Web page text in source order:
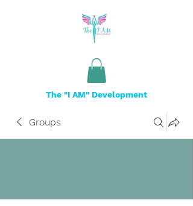
The "I AM" Development
Groups